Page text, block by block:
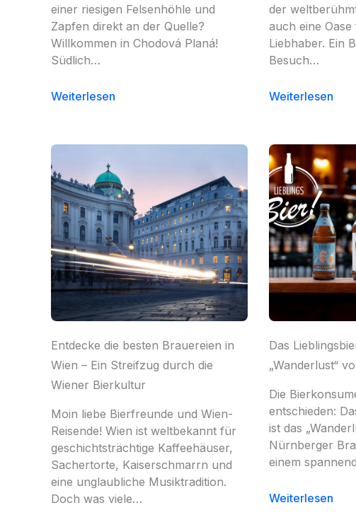
einer riesigen Felsenhöhle und
Zapfen direkt an der Quelle?
Willkommen in Chodová Planá!
Südlich…
Weiterlesen
der
auch eine
Liebhaber. Ein
Besuch…
Weiterlesen
Entdecke die besten Brauereien in
Wien – Ein Streifzug durch die
Wiener Bierkultur
Moin liebe Bierfreunde und Wien-
Reisende! Wien ist weltbekannt für
geschichtsträchtige Kaffeehäuser,
Sachertorte, Kaiserschmarrn und
eine unglaubliche Musiktradition.
Doch was viele…
Das
„Wanderlust“
Die
entschieden:
ist das
Nürnberger
einem
Weiterlesen